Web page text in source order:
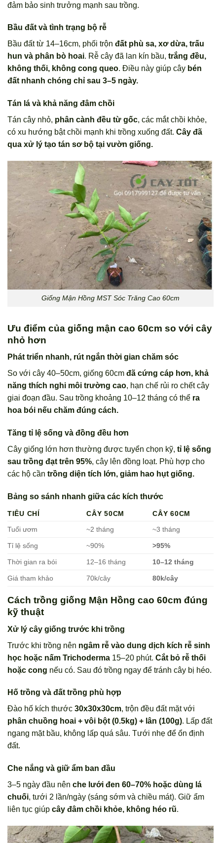
đảm bảo sinh trưởng mạnh sau trồng.
Bầu đất và tình trạng bộ rễ
Bầu đất từ 14–16cm, phối trộn đất phù sa, xơ dừa, trấu
hun và phân bò hoai. Rễ cây đã lan kín bầu, trắng đều,
không thối, không cong queo. Điều này giúp cây bén
đất nhanh chóng chỉ sau 3–5 ngày.
Tán lá và khả năng đâm chồi
Tán cây nhỏ, phân cành đều từ gốc, các mắt chồi khỏe,
có xu hướng bật chồi mạnh khi trồng xuống đất. Cây đã
qua xử lý tạo tán sơ bộ tại vườn giống.
Giống Mận Hồng MST Sóc Trăng Cao 60cm
Ưu điểm của giống mận cao 60cm so với cây
nhỏ hơn
Phát triển nhanh, rút ngắn thời gian chăm sóc
So với cây 40–50cm, giống 60cm đã cứng cáp hơn, khả
năng thích nghi môi trường cao, hạn chế rủi ro chết cây
giai đoạn đầu. Sau trồng khoảng 10–12 tháng có thể ra
hoa bói nếu chăm đúng cách.
Tăng tỉ lệ sống và đồng đều hơn
Cây giống lớn hơn thường được tuyển chọn kỹ, tỉ lệ sống
sau trồng đạt trên 95%, cây lên đồng loạt. Phù hợp cho
các hộ cần trồng diện tích lớn, giảm hao hụt giống.
Bảng so sánh nhanh giữa các kích thước
TIÊU CHÍ CÂY 50CM
CÂY 60CM
Tuổi ươm
~2 tháng ~3 tháng
Tỉ lệ sống ~90% >95%
Thời gian ra bói 12–16 tháng 10–12 tháng
Giá tham khảo 70k/cây 80k/cây
Cách trồng giống Mận Hồng cao 60cm đúng
kỹ thuật
Xử lý cây giống trước khi trồng
Trước khi trồng nên ngâm rễ vào dung dịch kích rễ sinh
học hoặc nấm Trichoderma 15–20 phút. Cắt bỏ rễ thối
hoặc cong nếu có. Sau đó trồng ngay để tránh cây bị héo.
Hố trồng và đất trồng phù hợp
Đào hố kích thước 30x30x30cm, trộn đều đất mặt với
phân chuồng hoai + vôi bột (0.5kg) + lân (100g). Lấp đất
ngang mặt bầu, không lấp quá sâu. Tưới nhẹ để ổn định
đất.
Che nắng và giữ ẩm ban đầu
3–5 ngày đầu nên che lưới đen 60–70% hoặc dùng lá
chuối, tưới 2 lần/ngày (sáng sớm và chiều mát). Giữ ẩm
liên tục giúp cây đâm chồi khỏe, không héo rũ.